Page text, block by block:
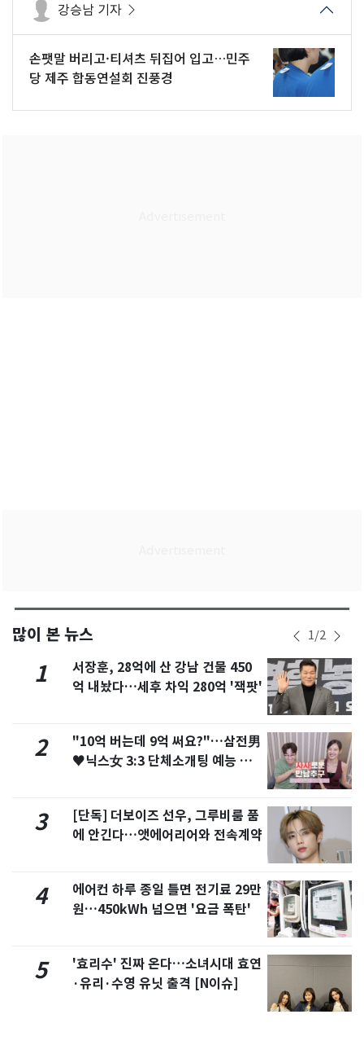
강승남 기자
손팻말 버리고·티셔츠 뒤집어 입고…민주
당 제주 합동연설회 진풍경
많이 본 뉴스 1/2
1
서장훈, 28억에 산 강남 건물 450
억 내놨다…세후 차익 280억 '잭팟'
2
"10억 버는데 9억 써요?"…삼전男
♥닉스女 3:3 단체소개팅 예능 화
3
[단독] 더보이즈 선우, 그루비룸 품
에 안긴다…앳에어리어와 전속계약
4
에어컨 하루 종일 틀면 전기료 29만
원…450kWh 넘으면 '요금 폭탄'
5
'효리수' 진짜 온다…소녀시대 효연
·유리·수영 유닛 출격 [N이슈]